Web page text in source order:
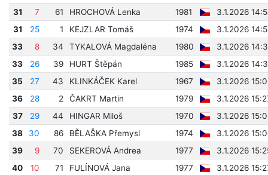
31
7 61 HROCHOVÁ Lenka 1981
3.1.2026
31
25 1 KEJZLAR Tomáš 1974
3.1.2026
33
8 34 TYKALOVÁ Magdaléna 1980
3.1.2026
33
26 39 HURT Štěpán 1985
3.1.2026
35
27 43 KLINKÁČEK Karel 1967
3.1.2026
36
28 2 ČAKRT Martin 1979
3.1.2026
37
29 44 HINGAR Miloš 1970
3.1.2026
38
30 86 BĚLAŠKA Přemysl 1974
3.1.2026
39
9 70 SEKEROVÁ Andrea 1977
3.1.2026
40
10 71 FULÍNOVÁ Jana 1977
3.1.2026